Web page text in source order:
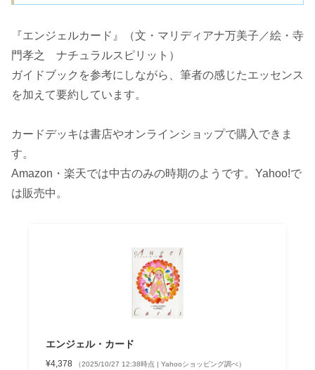
『エンジェルカード』（文・マリディアナ万美子／絵・寺
門孝之 ナチュラルスピリット）
ガイドブックを参考にしながら、筆者の感じたエッセンス
を加えて要約しています。
カードデッキは書店やオンラインショップで購入できま
す。
Amazon・楽天では中古のみの時期のようです。Yahoo!で
は販売中。
エンジェル・カード
¥4,378 （2025/10/27 12:38時点 | Yahooショッピング調べ）